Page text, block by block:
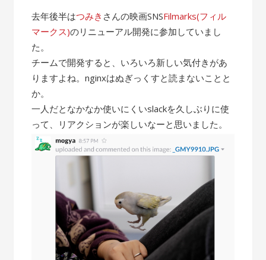
去年後半はつみき さんの映画SNSFilmarks(フィル
マークス)のリニューアル開発に参加していまし
た。
チームで開発すると、いろいろ新しい気付きがあ
りますよね。nginxはぬぎっくすと読まないことと
か。
一人だとなかなか使いにくいslackを久しぶりに使
って、リアクションが楽しいなーと思いました。